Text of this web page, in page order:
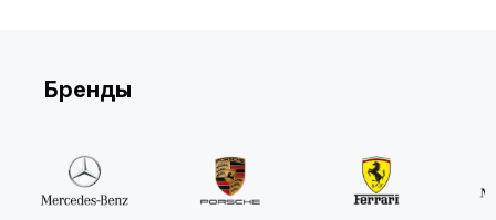
Бренды